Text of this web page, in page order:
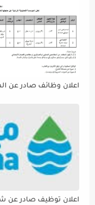
اعلان وظائف صادر عن
اعلان توظيف صادر عن